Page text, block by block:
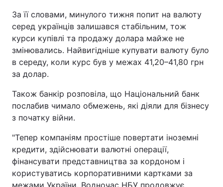
За її словами, минулого тижня попит на валюту
серед українців залишався стабільним, тож
курси купівлі та продажу долара майже не
змінювались. Найвигідніше купувати валюту було
в середу, коли курс був у межах 41,20–41,80 грн
за долар.
Також банкір розповіла, що Національний банк
послабив чимало обмежень, які діяли для бізнесу
з початку війни.
"Тепер компаніям простіше повертати іноземні
кредити, здійснювати валютні операції,
фінансувати представництва за кордоном і
користуватись корпоративними картками за
межами України. Водночас НБУ продовжує